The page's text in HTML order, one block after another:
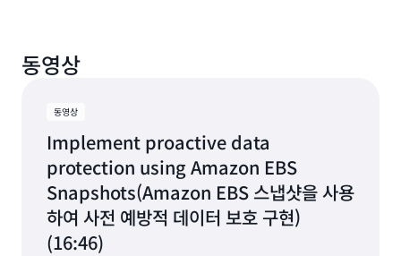
하며 HIPAA 사용에도 적격합니다. 또한 계정 수준의 기
본 정책을 활성화하여 계정의 모든 중요 워크로드를 포
전후의 작업을 조정할 수도 있습니다. SSM 문서는
IRIS, 전자 건강 기록 시스템 및 Windows 애플리케이션
을 위한 애플리케이션 정합성이 보장되는 스냅샷을 생성
하는 데 도움이 됩니다. Amazon CloudWatch를 사용
하여 Amazon Data Lifecycle Manager 정책을 모니
터링할 수 있습니다. Amazon CloudWatch는 원시 데
이터를 수집하여 읽을 수 있는 거의 실시간에 가까운 지
표로 처리합니다. 이러한 지표를 사용하여 시간이 지남
보존 일정을 용이하게 하는 정책을 구축할 수 있습니다.
또한 정책에 따라 오래된 스냅샷을 삭제하여 정기적으로
스냅샷을 정리함으로써 스토리지 비용을 줄일 수 있습니
다. EBS 지원 AMI의 경우 Amazon Data Lifecycle
Manager는 보존이 끝나면 자동으로 AMI를 등록 취소
하고 기본 스냅샷을 삭제합니다. 이렇게 하면 스냅샷을
수동으로 삭제하지 않아도 되고 잊어버릴 경우 비용이
발생할 수 있습니다.
여 정책을 생성하고 관리할 수 있는 유연성을 확보하세
면 개별 EBS 볼륨, EC2 인스턴스에 연결된 EBS 볼륨 그
룹 또는 EC2 인스턴스의 세 가지 리소스 유형에 대한 정
책을 유연하게 실행할 수 있습니다. 또한 이벤트 기반 정
책을 생성하여 스냅샷을 개별 계정에 자동으로 복사하고
다른 AWS Key Management Service(KMS) 키로 스
냅샷을 암호화할 수 있습니다. 이렇게 하면 계정이 침해
될 경우 데이터를 한 단계 더 안전하게 보호할 수 있습니
동영상
동영상
Implement proactive data
protection using Amazon EBS
Snapshots(Amazon EBS 스냅샷을 사용
하여 사전 예방적 데이터 보호 구현)
(16:46)